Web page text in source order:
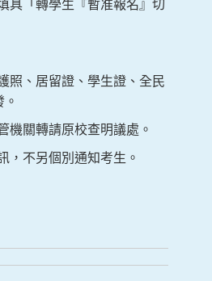
具「轉學生『暫准報名』切
照、居留證、學生證、全民
機關轉請原校查明議處。
，不另個別通知考生。